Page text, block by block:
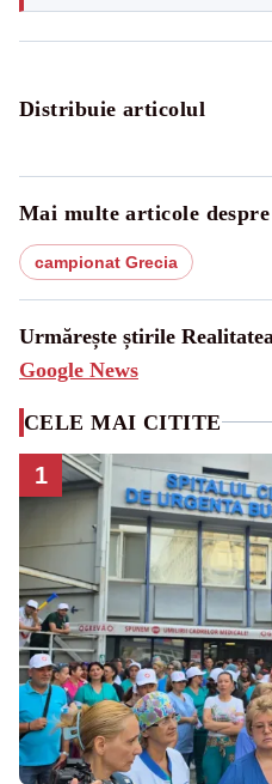
Distribuie articolul
Mai multe articole despre
campionat Grecia
Urmărește știrile
Google News
CELE MAI CITITE
1